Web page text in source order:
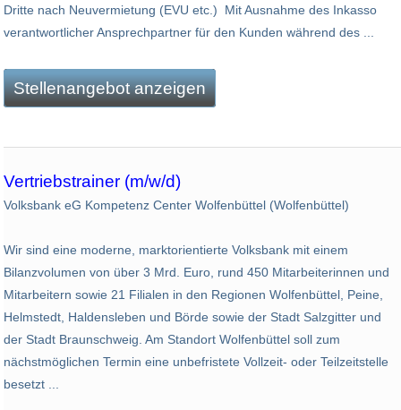
Dritte nach Neuvermietung (EVU etc.) Mit Ausnahme des Inkasso
verantwortlicher Ansprechpartner für den Kunden während des ...
Stellenangebot anzeigen
Vertriebstrainer (m/w/d)
Volksbank eG Kompetenz Center Wolfenbüttel (Wolfenbüttel)
Wir sind eine moderne, marktorientierte Volksbank mit einem
Bilanzvolumen von über 3 Mrd. Euro, rund 450 Mitarbeiterinnen und
Mitarbeitern sowie 21 Filialen in den Regionen Wolfenbüttel, Peine,
Helmstedt, Haldensleben und Börde sowie der Stadt Salzgitter und
der Stadt Braunschweig. Am Standort Wolfenbüttel soll zum
nächstmöglichen Termin eine unbefristete Vollzeit- oder Teilzeitstelle
besetzt ...